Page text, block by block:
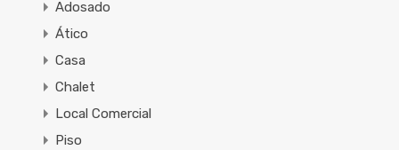
Adosado
Ático
Casa
Chalet
Local Comercial
Piso